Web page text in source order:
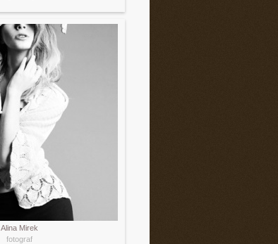
Alina Mirek
fotograf